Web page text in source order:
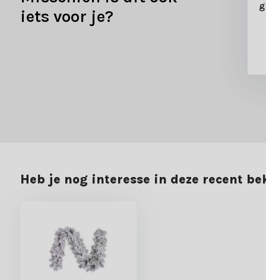
iets voor je?
| groen met
details | 270cm
groen | 180cm
Heb je nog interesse in deze recent